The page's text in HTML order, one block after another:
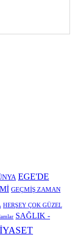
EGE'DE
GEÇMİŞ ZAMAN
HERŞEY ÇOK GÜZEL
SAĞLIK -